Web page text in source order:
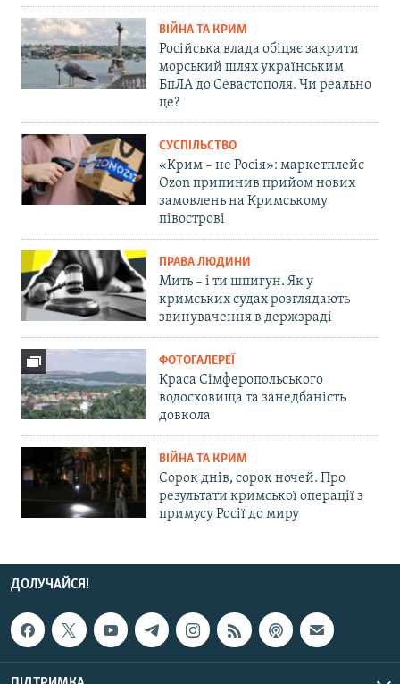
ВІЙНА ТА КРИМ
Російська влада обіцяє закрити
морський шлях українським
БпЛА до Севастополя. Чи реально
це?
СУСПІЛЬСТВО
«Крим – не Росія»: маркетплейс
Ozon припинив прийом нових
замовлень на Кримському
півострові
ПРАВА ЛЮДИНИ
Мить – і ти шпигун. Як у
кримських судах розглядають
звинувачення в держзраді
ФОТОГАЛЕРЕЇ
Краса Сімферопольського
водосховища та занедбаність
довкола
ВІЙНА ТА КРИМ
Сорок днів, сорок ночей. Про
результати кримської операції з
примусу Росії до миру
ДОЛУЧАЙСЯ!